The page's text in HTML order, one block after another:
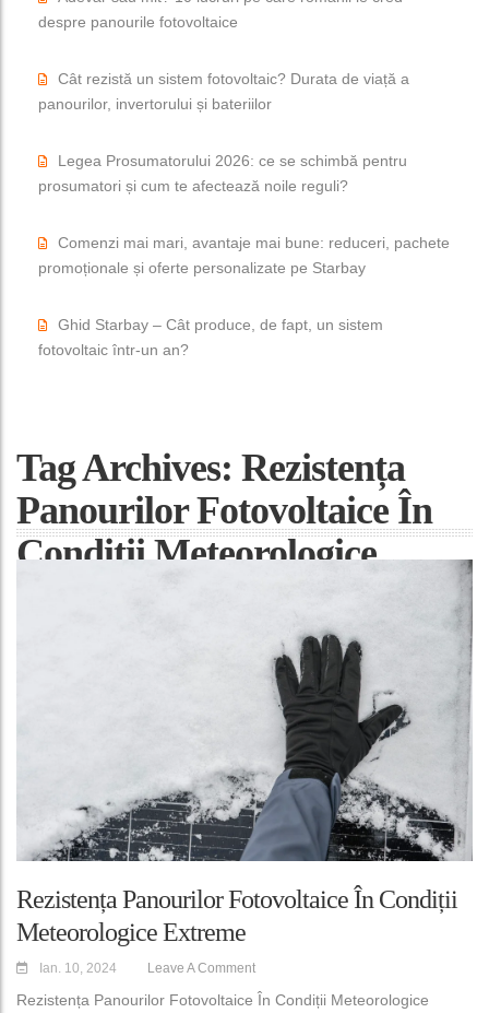
despre panourile fotovoltaice
Cât rezistă un sistem fotovoltaic? Durata de viață a
panourilor, invertorului și bateriilor
Legea Prosumatorului 2026: ce se schimbă pentru
prosumatori și cum te afectează noile reguli?
Comenzi mai mari, avantaje mai bune: reduceri, pachete
promoționale și oferte personalizate pe Starbay
Ghid Starbay – Cât produce, de fapt, un sistem
fotovoltaic într-un an?
Tag Archives: Rezistența
Panourilor Fotovoltaice În
Condiții Meteorologice
Rezistența Panourilor Fotovoltaice În Condiții
Meteorologice Extreme
Ian. 10, 2024 Leave A Comment
Rezistența Panourilor Fotovoltaice În Condiții Meteorologice